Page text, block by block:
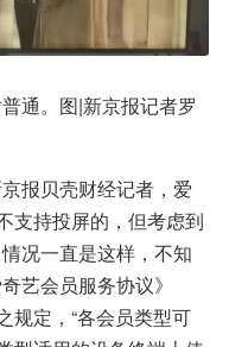
通。图|新京报记者罗
报贝壳财经记者，爱
支持投屏的，但考虑到
况一直是这样，不知
艺会员服务协议》
规定，“各会员类型可